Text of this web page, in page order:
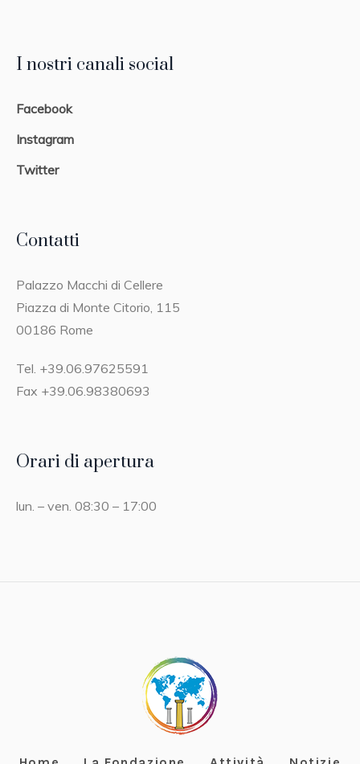
I nostri canali social
Facebook
Instagram
Twitter
Contatti
Palazzo Macchi di Cellere
Piazza di Monte Citorio, 115
00186 Rome
Tel. +39.06.97625591
Fax +39.06.98380693
Orari di apertura
lun. – ven. 08:30 – 17:00